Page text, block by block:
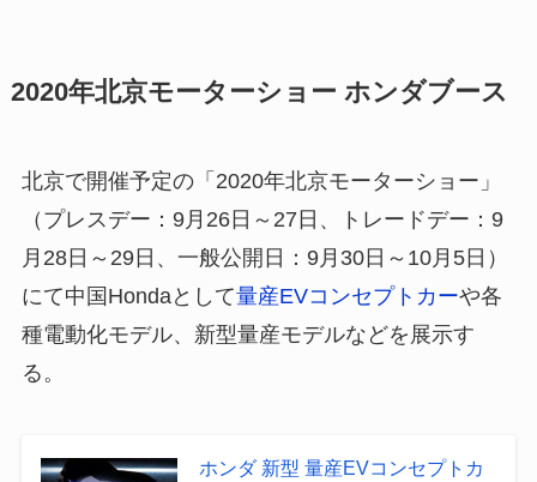
2020年北京モーターショー ホンダブース
北京で開催予定の「2020年北京モーターショー」
（プレスデー：9月26日～27日、トレードデー：9
月28日～29日、一般公開日：9月30日～10月5日）
にて中国Hondaとして量産EVコンセプトカーや各
種電動化モデル、新型量産モデルなどを展示す
る。
ホンダ 新型 量産EVコンセプトカ